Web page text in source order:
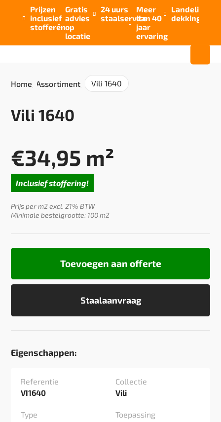

Prijzen
inclusief
stofferen

Gratis
advies
op
locatie

24 uurs
staalservice

Meer
dan 40
jaar
ervaring

Landelijke
dekking
Home Assortiment Vili 1640
Vili 1640
€34,95 m²
Inclusief stoffering!
Prijs per m2 excl. 21% BTW
Minimale bestelgrootte: 100 m2
Staalaanvraag
Toevoegen aan offerte
Eigenschappen:
Referentie
VI1640
Collectie
Vili
Type
Toepassing